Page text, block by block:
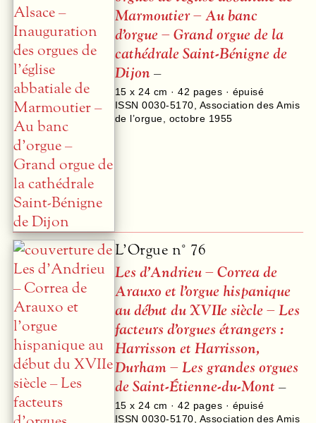
Marmoutier – Au banc
d’orgue – Grand orgue de la
cathédrale Saint-Bénigne de
Dijon –
15 x 24 cm ·42 pages · épuisé
ISSN 0030-5170 Association des Amis
de l’orgue
octobre 1955
L’Orgue n° 76
Les d’Andrieu – Correa de
Arauxo et l’orgue hispanique
au début du XVIIe siècle – Les
facteurs d’orgues étrangers :
Harrisson et Harrisson,
Durham – Les grandes orgues
de Saint-Étienne-du-Mont –
15 x 24 cm ·42 pages · épuisé
ISSN 0030-5170 Association des Amis